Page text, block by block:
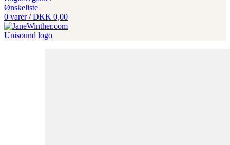
Ønskeliste
0 varer / DKK 0,00